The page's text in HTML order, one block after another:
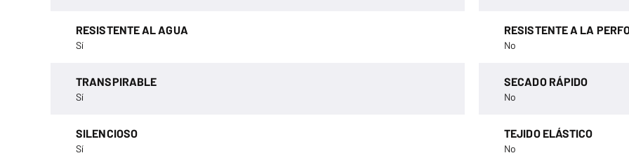
RESISTENTE AL AGUA
Sí
RESISTENTE A LA
No
TRANSPIRABLE
Sí
SECADO RÁPIDO
No
SILENCIOSO
Sí
TEJIDO ELÁSTICO
No